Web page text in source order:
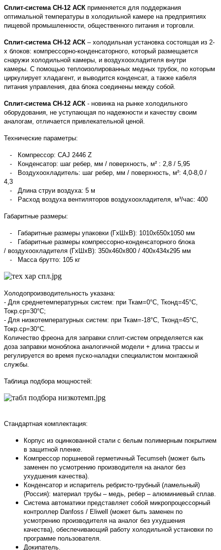
Сплит-система СН-12 АСК применяется для поддержания
оптимальной температуры в холодильной камере на предприятиях
пищевой промышленности, общественного питания и торговли.
Сплит-система СН-12 АСК – холодильная установка состоящая из 2-
х блоков: компрессорно-конденсаторного, который размещается
снаружи холодильной камеры, и воздухоохладителя внутри
камеры. С помощью теплоизолированных медных трубок, по которым
циркулирует хладагент, и выводится конденсат, а также кабеля
питания управления, два блока соединены между собой.
Сплит-система СН-12 АСК - новинка на рынке холодильного
оборудования, не уступающая по надежности и качеству своим
аналогам, отличается привлекательной ценой.
Технические параметры:
- Компрессор: CAJ 2446 Z
- Конденсатор: шаг ребер, мм / поверхность, м² : 2,8 / 5,95
- Воздухоохладитель: шаг ребер, мм / поверхность, м²: 4,0-8,0 /
4,3
- Длина струи воздуха: 5 м
- Расход воздуха вентиляторов воздухоохладителя, м³/час: 400
Габаритные размеры:
- Габаритные размеры упаковки (ГхШхВ): 1010х650х1050 мм
- Габаритные размеры компрессорно-конденсаторного блока
/ воздухоохладителя (ГхШхВ): 350х460х800 / 400х434х295 мм
- Масса брутто: 105 кг
Холодопроизводительность указана:
- Для среднетемпературных систем: при Ткам=0°С, Тконд=45°С,
Токр.ср=30°С;
- Для низкотемпературных систем: при Ткам=-18°С, Тконд=45°С,
Токр.ср=30°С.
Количество фреона для заправки сплит-систем определяется как
доза заправки моноблока аналогичной модели + длина трассы и
регулируется во время пуско-наладки специалистом монтажной
службы.
Таблица подбора мощностей:
Стандартная комплектация:
Корпус из оцинкованной стали с белым полимерным покрытием
в защитной пленке.
Компрессор поршневой герметичный Tecumseh (может быть
заменен по усмотрению производителя на аналог без
ухудшения качества).
Конденсатор и испаритель ребристо-трубный (ламельный)
(Россия): материал трубы – медь, ребер – алюминиевый сплав.
Система автоматики представляет собой микропроцессорный
контроллер Danfoss / Eliwell (может быть заменен по
усмотрению производителя на аналог без ухудшения
качества), обеспечивающий работу холодильной установки по
программе пользователя.
Докипатель.